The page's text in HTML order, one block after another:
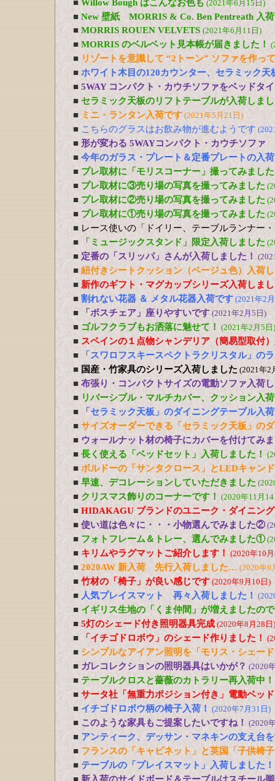
■ Willow Bough はこんなお色も (2021年6月15日)
■ New 壁紙 MORRIS & Co. Ben Pentreath 入
■ MORRIS ROUEN VELVETS (2021年6月11日)
■ MORRIS のベルベット見本帳が届きました！
■ リゾートを意識して “2トーン” ソファを作っ
■ ホワイト木目の120カウンター、セラミック天
■ 5WAY コンパクト・カウチソファをベッドタ
■ セラミック天板のリフトテーブルが入荷しま
■ ミニ・ランタン入荷です (2021年5月21日)
■ こちらのグラスはお飲み物が進むようです
■ 形が変わる 5WAYコンパクト・カウチソファ
■ 今年のガラス・プレート＆定番プレートの入
■ プレ取材に「モリスコーナー」撮ってみました
■ プレ取材に③売り場の写真を撮ってみました
■ プレ取材に②売り場の写真を撮ってみました
■ プレ取材に①売り場の写真を撮ってみました
■ レース使いの「ドイリー、テーブルランナー
■
「ミュージックスタンド」限定入荷しました
■ 定番の「スリッパ」さんが入荷しました！
■ 紐付きシートクッション（ベージュ色）入荷
■ 新作のギフト・マグカップシリーズ入荷しま
■ 割れない花器 ＆ メタル花器入荷です (2021年2
■ 「ボスチェア」座りやすいです (2021年2月5日)
■ ゴルフクラブもお洒落に魅せて！ (2021年2月5日)
■ スペインの１点物シャンデリア（簡易型取付
■
「スワロフスキースペクトラクリスタル」の
■ 国産・竹家具のシリーズ入荷しました (2021年2
■ 布張り・コンパクトサイズの電動ソファ入荷
■ リバーシブル・マルチカバー、クッション入
■
「セラミック天板」のダイニングテーブル入
■ サイズオーダーできる「セラミック天板」の
■ ウォールナット材の椅子にカバーを付けてみ
■ 長く使える「ベッドセット」入荷しました！
■ ボルドーの「サンタクロース」とLEDキャン
■ 早速、デコレーションしていただきました
■ クリスマス飾りのコーナーです！ (2020年11月
■ HIDAKAGU ブランドのユニーク・ダイニン
■ 使い道は色々に・・・小物選んでみました②
■ フォトフレーム＆トレー、選んでみました①
■ キリムやラグマットご紹介します！ (2020年10
■ 2020AW 新入荷 先行入荷しました… (2020年9
■ 竹材の「椅子」が良い感じです (2020年9月10日)
■ 人気プレイスマット 再々入荷しました！
■ イギリス生地の「くま仲間」が増えましたの
■ 5灯のシェード付き照明器具完成 (2020年8月28日)
■ 「イチゴドロボウ」のシェード作りました！
■ シンプルなアイアン照明を「モリス・シェー
■ ガレコレクションの照明器具はいかが？ (2020
■ テーブルクロスと薔薇のカトラリー再入荷中！
■ サータ社「無重力ポジション付き」電動ベッ
■ イチゴドロボウ柄の椅子入荷！ (2020年7月31日)
■ このような家具もご提案したいですね！ (2020
■ アンティーク、デッサン・マネキンの支え台
■ フランスの「キャビネット」と英国「子供椅
■ テーブルの「プレイスマット」入荷しました！